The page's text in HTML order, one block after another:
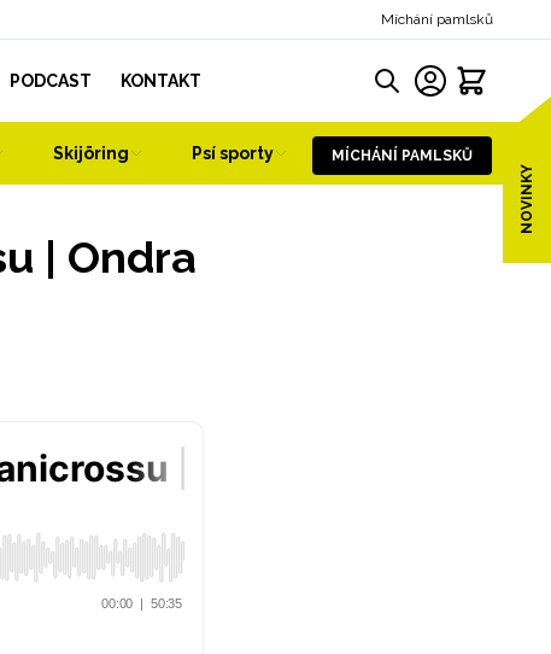
Míchání pamlsků
NOVINKY
PODCAST KONTAKT
Skijöring Psí sporty MÍCHÁNÍ PAMLSKŮ
| Ondra